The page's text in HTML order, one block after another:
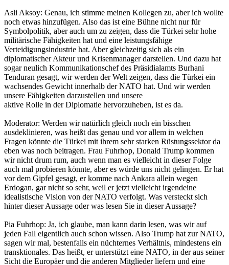
Asli Aksoy: Genau, ich stimme meinen Kollegen zu, aber ich wollte
noch etwas hinzufügen. Also das ist eine Bühne nicht nur für
Symbolpolitik, aber auch um zu zeigen, dass die Türkei sehr hohe
militärische Fähigkeiten hat und eine leistungsfähige
Verteidigungsindustrie hat. Aber gleichzeitig sich als ein
diplomatischer Akteur und Krisenmanager darstellen. Und dazu hat
sogar neulich Kommunikationschef des Präsidialamts Burhani
Tenduran gesagt, wir werden der Welt zeigen, dass die Türkei ein
wachsendes Gewicht innerhalb der NATO hat. Und wir werden
unsere Fähigkeiten darzustellen und unsere
aktive Rolle in der Diplomatie hervorzuheben, ist es da.
Moderator: Werden wir natürlich gleich noch ein bisschen
ausdeklinieren, was heißt das genau und vor allem in welchen
Fragen könnte die Türkei mit ihrem sehr starken Rüstungssektor da
eben was noch beitragen. Frau Fuhrhop, Donald Trump kommen
wir nicht drum rum, auch wenn man es vielleicht in dieser Folge
auch mal probieren könnte, aber es würde uns nicht gelingen. Er hat
vor dem Gipfel gesagt, er komme nach Ankara allein wegen
Erdogan, gar nicht so sehr, weil er jetzt vielleicht irgendeine
idealistische Vision von der NATO verfolgt. Was versteckt sich
hinter dieser Aussage oder was lesen Sie in dieser Aussage?
Pia Fuhrhop: Ja, ich glaube, man kann darin lesen, was wir auf
jeden Fall eigentlich auch schon wissen. Also Trump hat zur NATO,
sagen wir mal, bestenfalls ein nüchternes Verhältnis, mindestens ein
transktionales. Das heißt, er unterstützt eine NATO, in der aus seiner
Sicht die Europäer und die anderen Mitglieder liefern und eine